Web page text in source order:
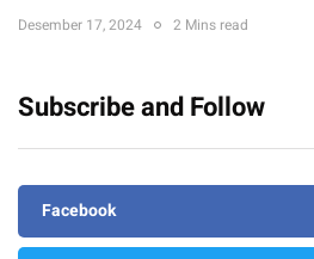
Desember 17, 2024 2 Mins read
Subscribe and Follow
Facebook